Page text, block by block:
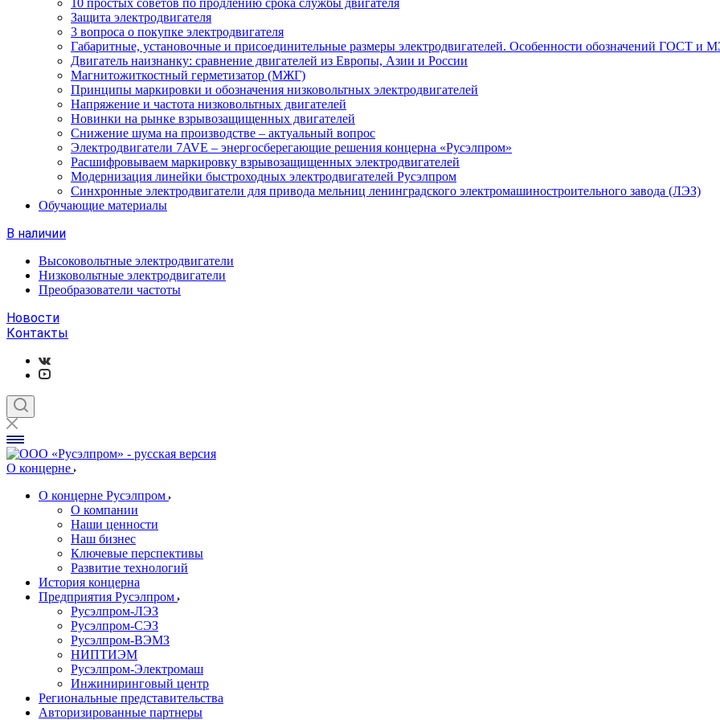
10 простых советов по продлению срока службы двигателя
Защита электродвигателя
3 вопроса о покупке электродвигателя
Габаритные, установочные и присоединительные размеры электродвигателей. Особенности обозначений ГОСТ и
Двигатель наизнанку: сравнение двигателей из Европы, Азии и России
Магнитожиткостный герметизатор (МЖГ)
Принципы маркировки и обозначения низковольтных электродвигателей
Напряжение и частота низковольтных двигателей
Новинки на рынке взрывозащищенных двигателей
Снижение шума на производстве – актуальный вопрос
Электродвигатели 7AVE – энергосберегающие решения концерна «Русэлпром»
Расшифровываем маркировку взрывозащищенных электродвигателей
Модернизация линейки быстроходных электродвигателей Русэлпром
Синхронные электродвигатели для привода мельниц ленинградского электромашиностроительного завода (ЛЭЗ)
Обучающие материалы
В наличии
Высоковольтные электродвигатели
Низковольтные электродвигатели
Преобразователи частоты
Новости
Контакты
О концерне
О концерне Русэлпром
О компании
Наши ценности
Наш бизнес
Ключевые перспективы
Развитие технологий
История концерна
Предприятия Русэлпром
Русэлпром-ЛЭЗ
Русэлпром-СЭЗ
Русэлпром-ВЭМЗ
НИПТИЭМ
Русэлпром-Электромаш
Инжиниринговый центр
Региональные представительства
Авторизированные партнеры